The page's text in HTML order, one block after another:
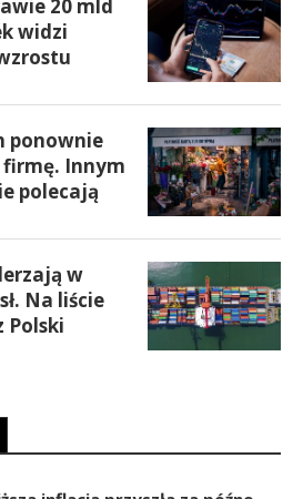
20 mld
widzi
ponownie
firmę. Innym
polecają
w
Na liście
Polski